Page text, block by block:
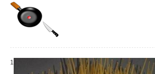
1